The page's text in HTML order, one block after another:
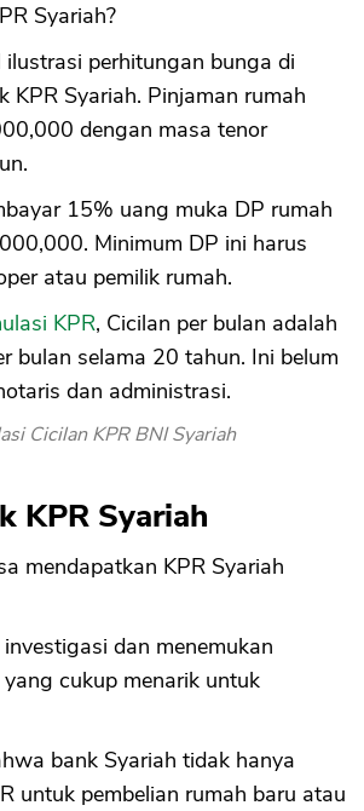
Syariah?
ilustrasi perhitungan bunga di
KPR Syariah. Pinjaman rumah
dengan masa tenor
15% uang muka DP rumah
Minimum DP ini harus
atau pemilik rumah.
KPR, Cicilan per bulan adalah
bulan selama 20 tahun. Ini belum
dan administrasi.
Cicilan KPR BNI Syariah
KPR Syariah
mendapatkan KPR Syariah
dan menemukan
cukup menarik untuk
bank Syariah tidak hanya
untuk pembelian rumah baru atau